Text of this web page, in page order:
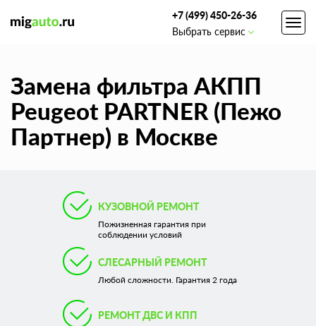
+7 (499) 450-26-36
Выбрать сервис
Замена фильтра АКПП
Peugeot PARTNER (Пежо
Партнер) в Москве
КУЗОВНОЙ РЕМОНТ
Пожизненная гарантия при
соблюдении условий
СЛЕСАРНЫЙ РЕМОНТ
Любой сложности. Гарантия 2 года
РЕМОНТ ДВС И КПП